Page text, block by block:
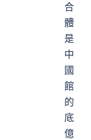
合
體
是
中
國
館
的
底
億